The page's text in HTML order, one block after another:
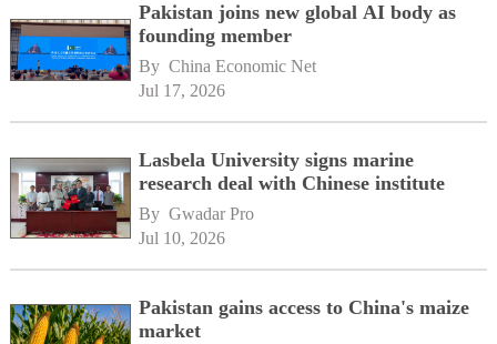
Pakistan joins new global AI body as
founding member
By China Economic Net
Jul 17, 2026
Lasbela University signs marine
research deal with Chinese institute
By Gwadar Pro
Jul 10, 2026
Pakistan gains access to China's maize
market